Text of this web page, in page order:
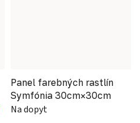
Panel farebných rastlín
Symfónia 30cm×30cm
Na dopyt